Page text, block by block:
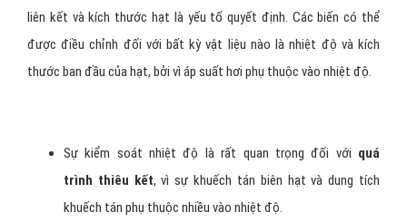
liên kết và kích thước hạt là yếu tố quyết định. Các biến có thể
được điều chỉnh đối với bất kỳ vật liệu nào là nhiệt độ và kích
thước ban đầu của hạt, bởi vì áp suất hơi phụ thuộc vào nhiệt độ.
Sự kiểm soát nhiệt độ là rất quan trọng đối với quá
trình thiêu kết, vì sự khuếch tán biên hạt và dung tích
khuếch tán phụ thuộc nhiều vào nhiệt độ.